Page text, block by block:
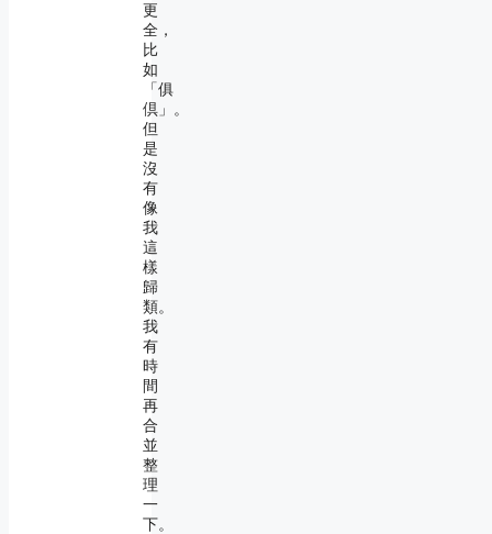
更
全，
比
如
「俱
倶」。
但
是
沒
有
像
我
這
樣
歸
類。
我
有
時
間
再
合
並
整
理
一
下。